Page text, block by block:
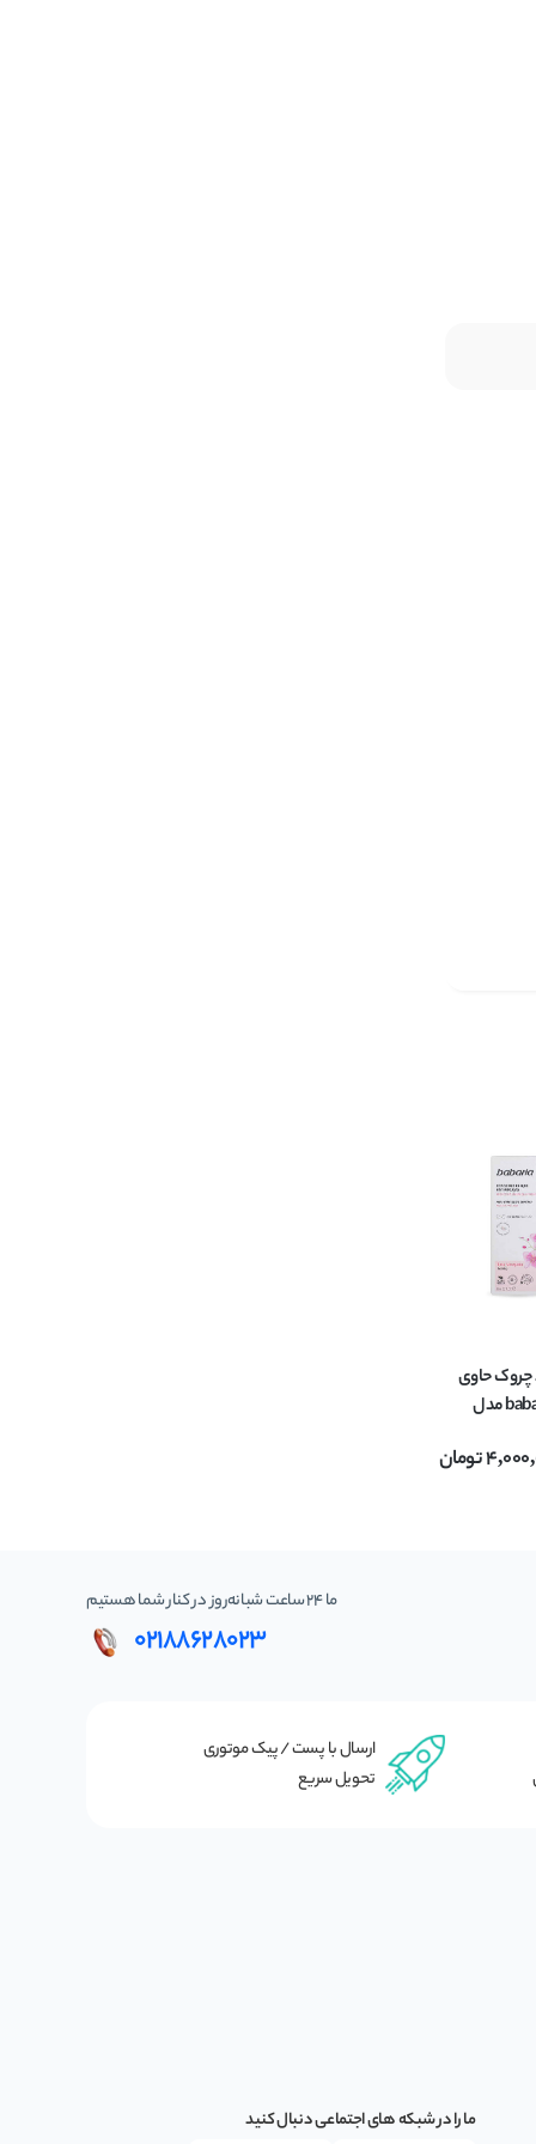
حاوی
عصاره رزا باباریا babaria مدل
تومان
ما 24 ساعت شبانه‌روز در کنار شما هستیم
02188628023
ارسال با پست / پیک موتوری
تحویل سریع
ما را در شبکه های اجتماعی دنبال کنید